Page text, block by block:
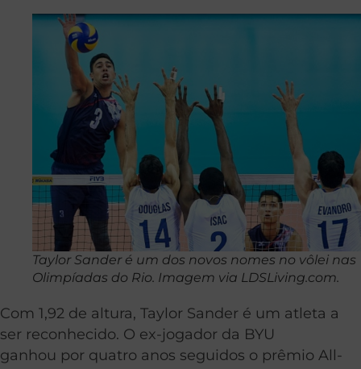
Taylor Sander é um dos novos nomes no vôlei nas
Olimpíadas do Rio. Imagem via LDSLiving.com.
Com 1,92 de altura, Taylor Sander é um atleta a
ser reconhecido. O ex-jogador da BYU
ganhou por quatro anos seguidos o prêmio All-